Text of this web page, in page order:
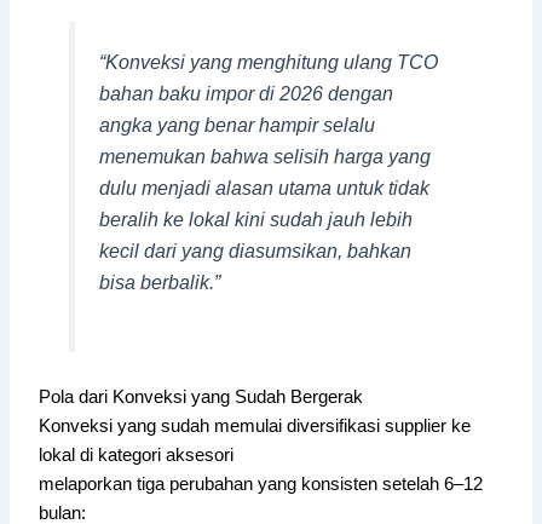
“Konveksi yang menghitung ulang TCO
bahan baku impor di 2026 dengan
angka yang benar hampir selalu
menemukan bahwa selisih harga yang
dulu menjadi alasan utama untuk tidak
beralih ke lokal kini sudah jauh lebih
kecil dari yang diasumsikan, bahkan
bisa berbalik.”
Pola dari Konveksi yang Sudah Bergerak
Konveksi yang sudah memulai diversifikasi supplier ke
lokal di kategori aksesori
melaporkan tiga perubahan yang konsisten setelah 6–12
bulan: